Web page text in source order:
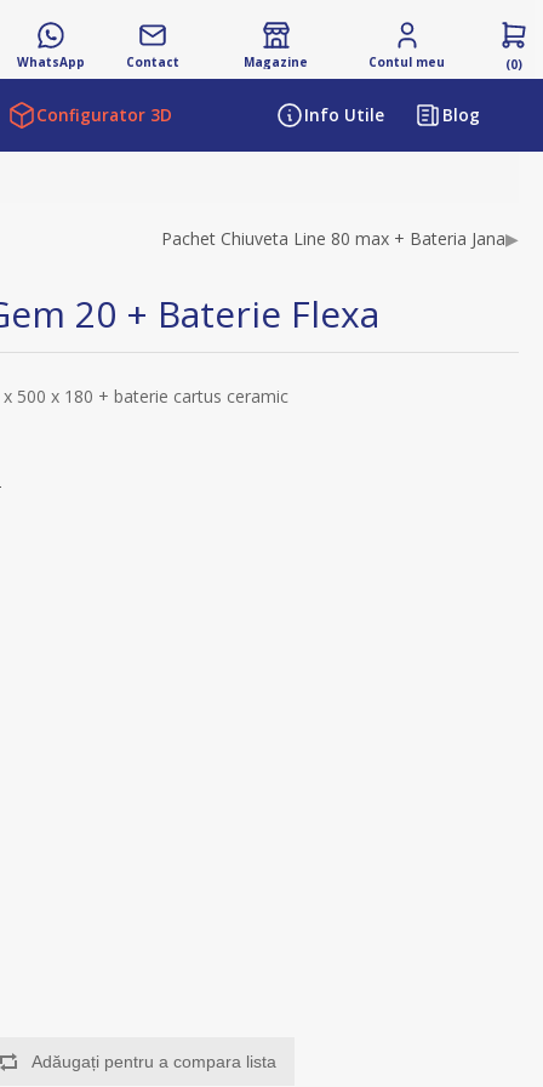
WhatsApp Contact Magazine Contul meu (0)
Configurator 3D Info Utile Blog
Pachet Chiuveta Line 80 max + Bateria Jana▶
20 + Baterie Flexa
500 x 180 + baterie cartus ceramic
Adăugați pentru a compara lista